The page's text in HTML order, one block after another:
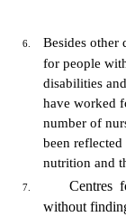
6.
Besides other
for people
disabili­ties
have worked
number of
been
nutrition and
7.
Centres
without